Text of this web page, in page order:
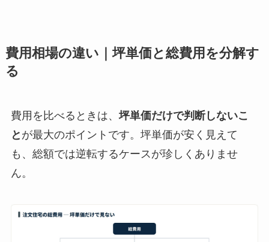
費用相場の違い｜坪単価と総費用を分解す
る
費用を比べるときは、坪単価だけで判断しないこ
と が最大のポイントです。坪単価が安く見えて
も、総額では逆転するケースが珍しくありませ
ん。